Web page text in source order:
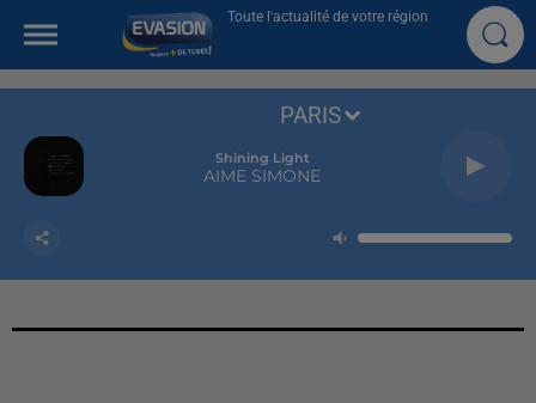
Toute l'actualité de votre région
Shining Light
AIME SIMONE
PARIS